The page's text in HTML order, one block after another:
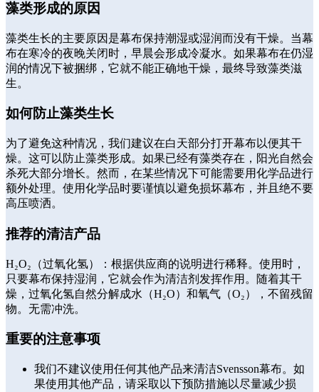
藻类形成的原因
藻类生长的主要原因是幕布保持潮湿或湿润而没有干燥。当幕
布在寒冷的夜晚关闭时，早晨会形成冷凝水。如果幕布在仍湿
润的情况下被捆绑，它就不能正确地干燥，最终导致藻类滋
生。
如何防止藻类生长
为了避免这种情况，我们建议在白天部分打开幕布以便其干
燥。这可以防止藻类形成。如果已经有藻类存在，阳光自然会
杀死大部分增长。然而，在某些情况下可能需要用化学品进行
额外处理。使用化学品时要谨慎以避免损坏幕布，并且绝不要
高压喷洒。
推荐的清洁产品
H₂O₂（过氧化氢）：根据供应商的说明进行稀释。使用时，
只要幕布保持湿润，它就会作为清洁剂发挥作用。随着其干
燥，过氧化氢自然分解成水（H₂O）和氧气（O₂），不留残留
物。无需冲洗。
重要的注意事项
我们不建议使用任何其他产品来清洁Svensson幕布。如
果使用其他产品，请采取以下预防措施以尽量减少损